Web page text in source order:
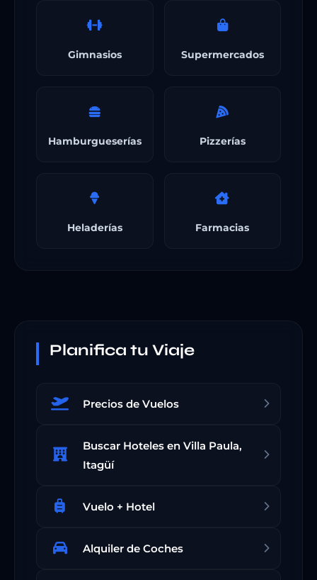
Gimnasios Supermercados
Hamburgueserías Pizzerías
Heladerías Farmacias
Planifica tu Viaje
Precios de Vuelos
Buscar Hoteles en Villa Paula,
Itagüí
Vuelo + Hotel
Alquiler de Coches